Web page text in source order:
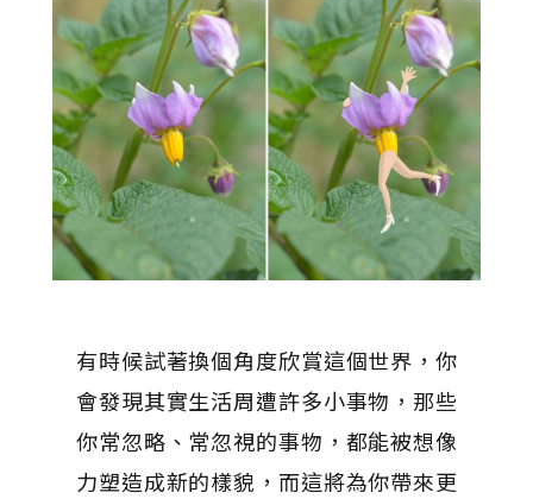
有時候試著換個角度欣賞這個世界，你
會發現其實生活周遭許多小事物，那些
你常忽略、常忽視的事物，都能被想像
力塑造成新的樣貌，而這將為你帶來更